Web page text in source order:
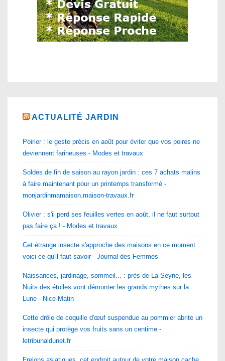
ACTUALITÉ JARDIN
Poirier : le geste précis en août pour éviter que vos poires ne
deviennent farineuses - Modes et travaux
Soldes de fin de saison au rayon jardin : ces 7 achats malins
à faire maintenant pour un printemps transformé -
monjardinmamaison.maison-travaux.fr
Olivier : s'il perd ses feuilles vertes en août, il ne faut surtout
pas faire ça ! - Modes et travaux
Cet étrange insecte s'approche des maisons en ce moment :
voici ce qu'il faut savoir - Journal des Femmes
Naissances, jardinage, sommeil... : près de La Seyne, les
Nuits des étoiles vont démonter les grands mythes sur la
Lune - Nice-Matin
Cette drôle de coquille d'œuf suspendue au pommier abrite un
insecte qui protège vos fruits sans un centime -
letribunaldunet.fr